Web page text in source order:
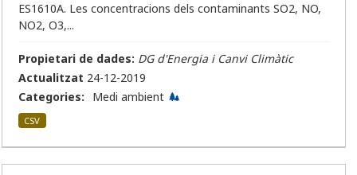
ES1610A. Les concentracions dels contaminants SO2, NO,
NO2, O3,...
Propietari de dades: DG d'Energia i Canvi Climàtic
Actualitzat 24-12-2019
Categories:
Medi ambient
CSV